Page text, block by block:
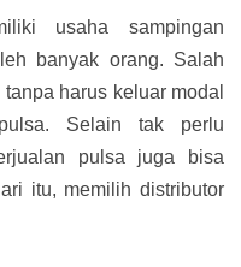
usaha sampingan
banyak orang. Salah
harus keluar modal
Selain tak perlu
pulsa juga bisa
itu, memilih distributor